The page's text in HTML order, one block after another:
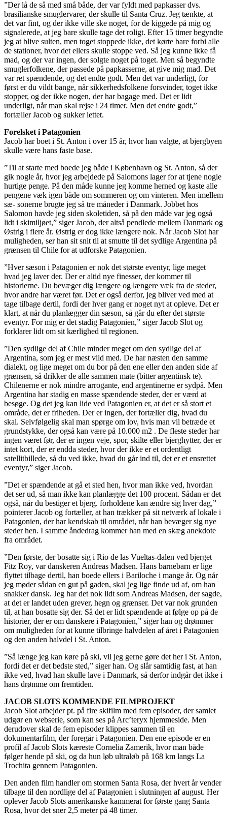
”Der lå de så med små både, der var fyldt med papkasser dvs.
brasilianske smuglervarer, der skulle til Santa Cruz. Jeg tænkte, at
det var fint, og der ikke ville ske noget, for de kiggede på mig og
signalerede, at jeg bare skulle tage det roligt. Efter 15 timer begyndte
jeg at blive sulten, men toget stoppede ikke, det kørte bare forbi alle
de stationer, hvor det ellers skulle stoppe ved. Så jeg kunne ikke få
mad, og der var ingen, der solgte noget på toget. Men så begyndte
smuglerfolkene, der passede på papkasserne, at give mig mad. Det
var ret spændende, og det endte godt. Men det var underligt, for
først er du vildt bange, når sikkerhedsfolkene forsvinder, toget ikke
stopper, og der ikke nogen, der har bagage med. Det er lidt
underligt, når man skal rejse i 24 timer. Men det endte godt,”
fortæller Jacob og sukker lettet.
Forelsket i Patagonien
Jacob har boet i St. Anton i over 15 år, hvor han valgte, at bjergbyen
skulle være hans faste base.
”Til at starte med boede jeg både i København og St. Anton, så der
gik nogle år, hvor jeg arbejdede på Salomons lager for at tjene nogle
hurtige penge. På den måde kunne jeg komme herned og kaste alle
pengene væk igen både om sommeren og om vinteren. Men imellem
sæ- sonerne brugte jeg så tre måneder i Danmark. Jobbet hos
Salomon havde jeg siden skoletiden, så på den måde var jeg også
lidt i skimiljøet,” siger Jacob, der altså pendlede mellem Danmark og
Østrig i flere år. Østrig er dog ikke længere nok. Når Jacob Slot har
muligheden, ser han sit snit til at smutte til det sydlige Argentina på
grænsen til Chile for at udforske Patagonien.
”Hver sæson i Patagonien er nok det største eventyr, lige meget
hvad jeg laver der. Der er altid nye finesser, der kommer til
historierne. Du bevæger dig længere og længere væk fra de steder,
hvor andre har været før. Det er også derfor, jeg bliver ved med at
tage tilbage dertil, fordi der hver gang er noget nyt at opleve. Det er
klart, at når du planlægger din sæson, så går du efter det største
eventyr. For mig er det stadig Patagonien,” siger Jacob Slot og
forklarer lidt om sit kærlighed til regionen.
”Den sydlige del af Chile minder meget om den sydlige del af
Argentina, som jeg er mest vild med. De har næsten den samme
dialekt, og lige meget om du bor på den ene eller den anden side af
grænsen, så drikker de alle sammen mate (bitter argentinsk te).
Chilenerne er nok mindre arrogante, end argentinerne er sydpå. Men
Argentina har stadig en masse spændende steder, der er værd at
besøge. Og det jeg kan lide ved Patagonien er, at det er så stort et
område, det er friheden. Der er ingen, der fortæller dig, hvad du
skal. Selvfølgelig skal man spørge om lov, hvis man vil betræde et
grundstykke, der også kan være på 10.000 m2 . De fleste steder har
ingen været før, der er ingen veje, spor, skilte eller bjerghytter, der er
intet kort, der er endda steder, hvor der ikke er et ordentligt
satellitbillede, så du ved ikke, hvad du går ind til, det er et ensrettet
eventyr,” siger Jacob.
”Det er spændende at gå et sted hen, hvor man ikke ved, hvordan
det ser ud, så man ikke kan planlægge det 100 procent. Sådan er det
også, når du bestiger et bjerg. forholdene kan ændre sig hver dag,”
pointerer Jacob og fortæller, at han trækker på sit netværk af lokale i
Patagonien, der har kendskab til området, når han bevæger sig nye
steder hen. I samme åndedrag kommer han med en skæg anekdote
fra området.
”Den første, der bosatte sig i Rio de las Vueltas-dalen ved bjerget
Fitz Roy, var danskeren Andreas Madsen. Hans barnebarn er lige
flyttet tilbage dertil, han boede ellers i Bariloche i mange år. Og når
jeg møder sådan en gut på gaden, skal jeg lige finde ud af, om han
snakker dansk. Jeg har det nok lidt som Andreas Madsen, der sagde,
at det er landet uden grever, hegn og grænser. Det var nok grunden
til, at han bosatte sig der. Så det er lidt spændende at følge op på de
historier, der er om danskere i Patagonien,” siger han og drømmer
om muligheden for at kunne tilbringe halvdelen af året i Patagonien
og den anden halvdel i St. Anton.
”Så længe jeg kan køre på ski, vil jeg gerne gøre det her i St. Anton,
fordi det er det bedste sted,” siger han. Og slår samtidig fast, at han
ikke ved, hvad han skulle lave i Danmark, så derfor indgår det ikke i
hans drømme om fremtiden.
JACOB SLOTS KOMMENDE FILMPROJEKT
Jacob Slot arbejder pt. på fire skifilm med fem episoder, der samlet
udgør en webserie, som kan ses på Arc’teryx hjemmeside. Men
derudover skal de fem episoder klippes sammen til en
dokumentarfilm, der foregår i Patagonien. Den ene episode er en
profil af Jacob Slots kæreste Cornelia Zamerik, hvor man både
følger hende på ski, og da hun løb ultraløb på 168 km langs La
Trochita gennem Patagonien.
Den anden film handler om stormen Santa Rosa, der hvert år vender
tilbage til den nordlige del af Patagonien i slutningen af august. Her
oplever Jacob Slots amerikanske kammerat for første gang Santa
Rosa, hvor det sner 2,5 meter på 48 timer.